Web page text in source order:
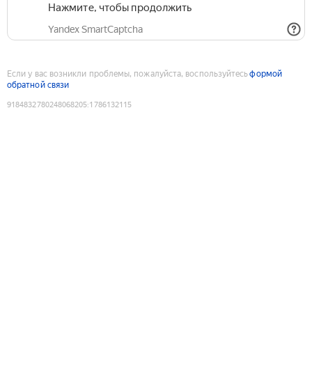
Нажмите, чтобы продолжить
Yandex SmartCaptcha
Если у вас возникли проблемы, пожалуйста, воспользуйтесьформой
обратной связи
9184832780248068205:1786132115